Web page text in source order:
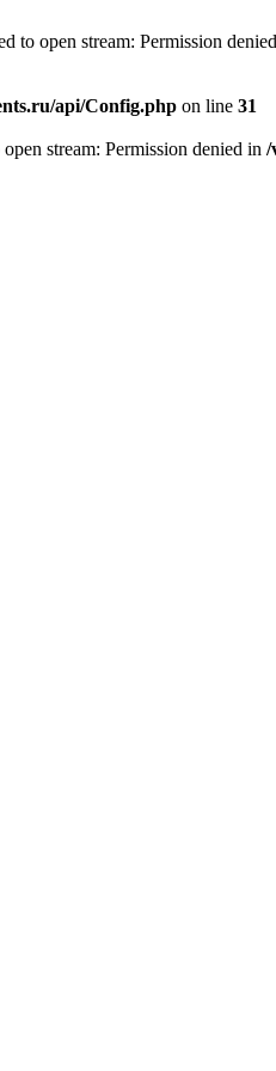
open stream: Permission
api/Config.php on line 31
stream: Permission denied in /